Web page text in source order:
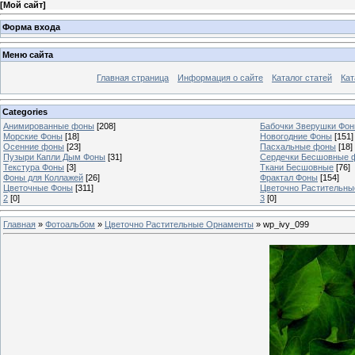
[Мой сайт]
Форма входа
Меню сайта
Главная страница Информация о сайте Каталог статей
Categories
Анимированные фоны [208]
Бабочки Зверушки
Морские Фоны [18] Новогодние Фоны [151]
Осенние фоны [23] Пасхальные фоны [18]
Пузыри Капли Дым Фоны [31]
Сердечки Бесшовные
Текстура Фоны [3] Ткани Бесшовные [76]
Фоны для Коллажей [26] Фрактал Фоны [154]
Цветочные Фоны [311]
Цветочно
2 [0] 3 [0]
Главная » Фотоальбом » Цветочно Растительные Орнаменты » wp_ivy_099